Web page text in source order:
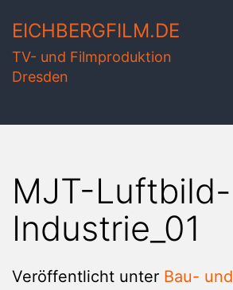
Inhalt
springen
EICHBERGFILM.DE
TV- und Filmproduktion
Dresden
MJT-Luftbild-
Industrie_01
Veröffentlicht unter Bau- und